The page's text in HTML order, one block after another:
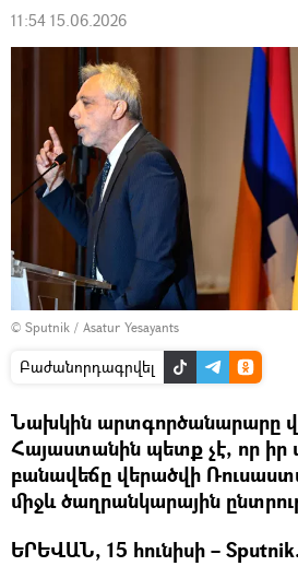
11:54 15.06.2026
© Sputnik / Asatur Yesayants
Բաժանորդագրվել
Նախկին արտգործանարարը
Հայաստանին պետք չէ, որ իր
բանավեճը վերածվի
միջև ծաղրանկարային
ԵՐԵՎԱՆ, 15 հունիսի – Sputnik.